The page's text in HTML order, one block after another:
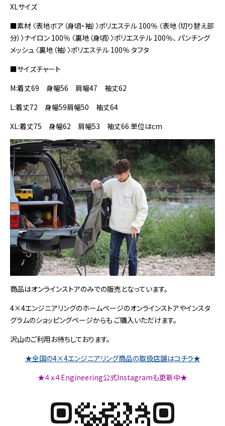
XLサイズ
■素材 〈表地ボア（身頃・袖）〉ポリエステル 100％ 〈表地（切り替え部
分）〉ナイロン 100％ 〈裏地（身頃）〉ポリエステル 100％、 パンチング
メッシュ 〈裏地（袖）〉ポリエステル 100％ タフタ
■サイズチャート
M:着丈69 身幅56 肩幅47 袖丈62
L:着丈72 身幅59肩幅50 袖丈64
XL:着丈75 身幅62 肩幅53 袖丈66 単位はcm
商品はオンラインストアのみでの販売となっています。
4×4エンジニアリングのホームページのオンラインストアやインスタ
グラムのショッピングページからも ご購入いただけます。
沢山のご利用お待ちしております。
★全国の4×4エンジニアリング商品の取扱店舗はコチラ★
★４ｘ４Engineering公式Instagramも更新中★